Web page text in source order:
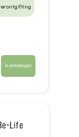
In winkelwagen
Life